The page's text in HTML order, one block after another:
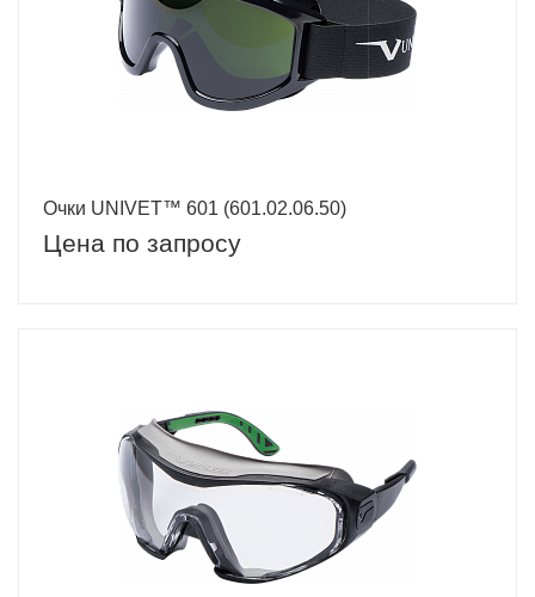
Очки UNIVET™ 601 (601.02.06.50)
Цена по запросу